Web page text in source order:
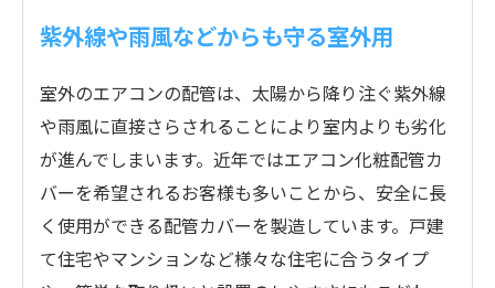
紫外線や雨風などからも守る室外用
室外のエアコンの配管は、太陽から降り注ぐ紫外線
や雨風に直接さらされることにより室内よりも劣化
が進んでしまいます。近年ではエアコン化粧配管カ
バーを希望されるお客様も多いことから、安全に長
く使用ができる配管カバーを製造しています。戸建
て住宅やマンションなど様々な住宅に合うタイプ